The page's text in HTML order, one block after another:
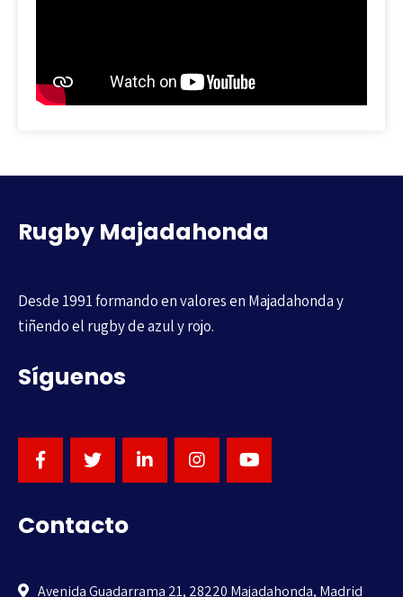
Rugby Majadahonda
Desde 1991 formando en valores en Majadahonda y
tiñendo el rugby de azul y rojo.
Síguenos
Contacto
Avenida Guadarrama 21, 28220 Majadahonda, Madrid